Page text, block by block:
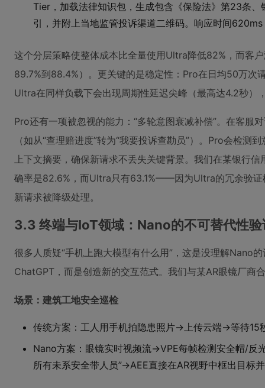
Tier，加载法律知识包，生成包含《保险法》第23条
引，并附上当地监管投诉渠道二维码。响应时间
这个分层策略使整体成本比全量使用Ultra降低82%，而客
89.7%到88.4%）。更关键的是稳定性：Pro在日均50万次
Ultra在同样负载下会出现周期性延迟尖峰（最高达4.2秒）
Pro还有一项被忽视的能力：“多轮意图衰减补偿”。在客服
（如从“查理赔进度”转为“我要投诉查勘员”）。Pro会检测
上下文摘要，确保新请求不丢失关键背景。我们在某银行
确率是82.6%，而Ultra只有63.1%——因为Ultra的冗余验证
新请求被降级处理。
3.3 终端与IoT领域：Nano的不可替代性验
很多人质疑“手机上跑大模型有什么用”，这是没理解Nano
ChatGPT，而是创造新的交互范式。我们与某AR眼镜厂商
场景：建筑工地安全巡检
传统方案：工人用手机拍隐患照片→上传云端→等待15
Nano方案：眼镜实时视频流→VPE每帧检测安全帽/反
所有未系安全带人员”→AEE直接在AR视野中框出目标